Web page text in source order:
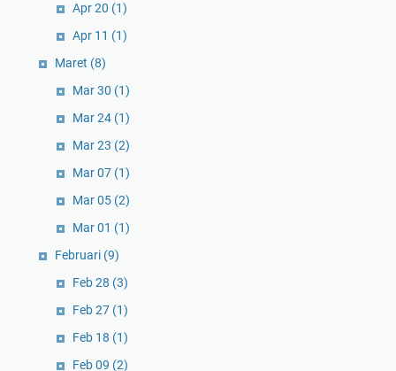
Apr 20 (1)
Apr 11 (1)
Maret (8)
Mar 30 (1)
Mar 24 (1)
Mar 23 (2)
Mar 07 (1)
Mar 05 (2)
Mar 01 (1)
Februari (9)
Feb 28 (3)
Feb 27 (1)
Feb 18 (1)
Feb 09 (2)